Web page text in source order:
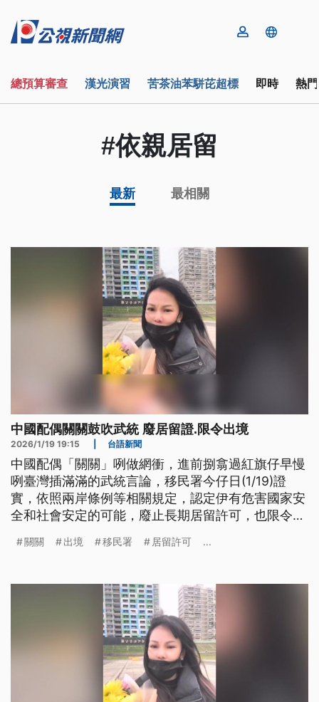
總預算審查 漢光演習 苦茶油苯駢芘超標 即時 熱
#依親居留
最新 最相關
中國配偶關關鼓吹武統 廢居留證.限令出境
2026/1/19 19:15 台語新聞
中國配偶「關關」咧做網衝，進前捌翕過紅旗仔早慢
咧臺灣插滿滿的武統言論，移民署今仔日(1/19)證
實，依照兩岸條例等相關規定，認定伊有危害國家安
全和社會安定的可能，廢止長期居留許可，也限令出
聞標題、導言為台語文）
關關 出境 移民署 居留許可 ...